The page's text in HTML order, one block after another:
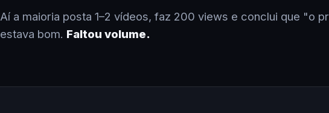
Aí a maioria posta 1–2 vídeos, faz 200 views e conclui que "o
estava bom. Faltou volume.